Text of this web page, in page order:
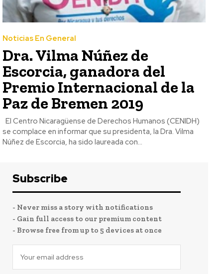
Noticias En General
Dra. Vilma Núñez de
Escorcia, ganadora del
Premio Internacional de la
Paz de Bremen 2019
se complace en informar que su presidenta, la Dra. Vilma
Núñez de Escorcia, ha sido laureada con...
Subscribe
- Never miss a story with notifications
- Gain full access to our premium content
- Browse free from up to 5 devices at once